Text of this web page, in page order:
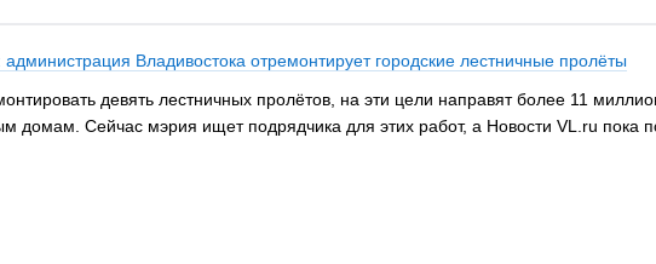
Владивостока отремонтирует городские лестничные пролёты
девять лестничных пролётов, на эти цели направят более 11
домам. Сейчас мэрия ищет подрядчика для этих работ, а Новости VL.ru пока